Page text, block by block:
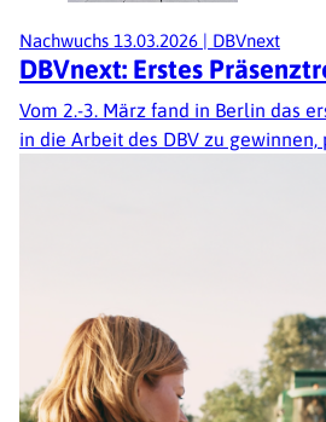
Nachwuchs 13.03.2026 | DBVnext
DBVnext: Erstes
Vom 2.-3. März fand in Berlin das
in die Arbeit des DBV zu